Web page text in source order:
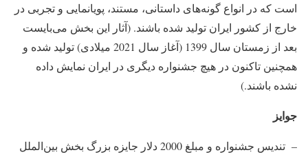
است که در انواع گونه‌های داستانی، مستند، پویانمایی و تجربی در
خارج از کشور ایران تولید شده باشند. (آثار این بخش می‌بایست
بعد از زمستان سال 1399 (آغاز سال 2021 میلادی) تولید شده و
همچنین تاكنون در هیچ جشنواره دیگری در ایران نمایش داده
نشده باشند.)
جوایز
– تندیس جشنواره و مبلغ 2000 دلار جایزه بزرگ بخش بین‌الملل